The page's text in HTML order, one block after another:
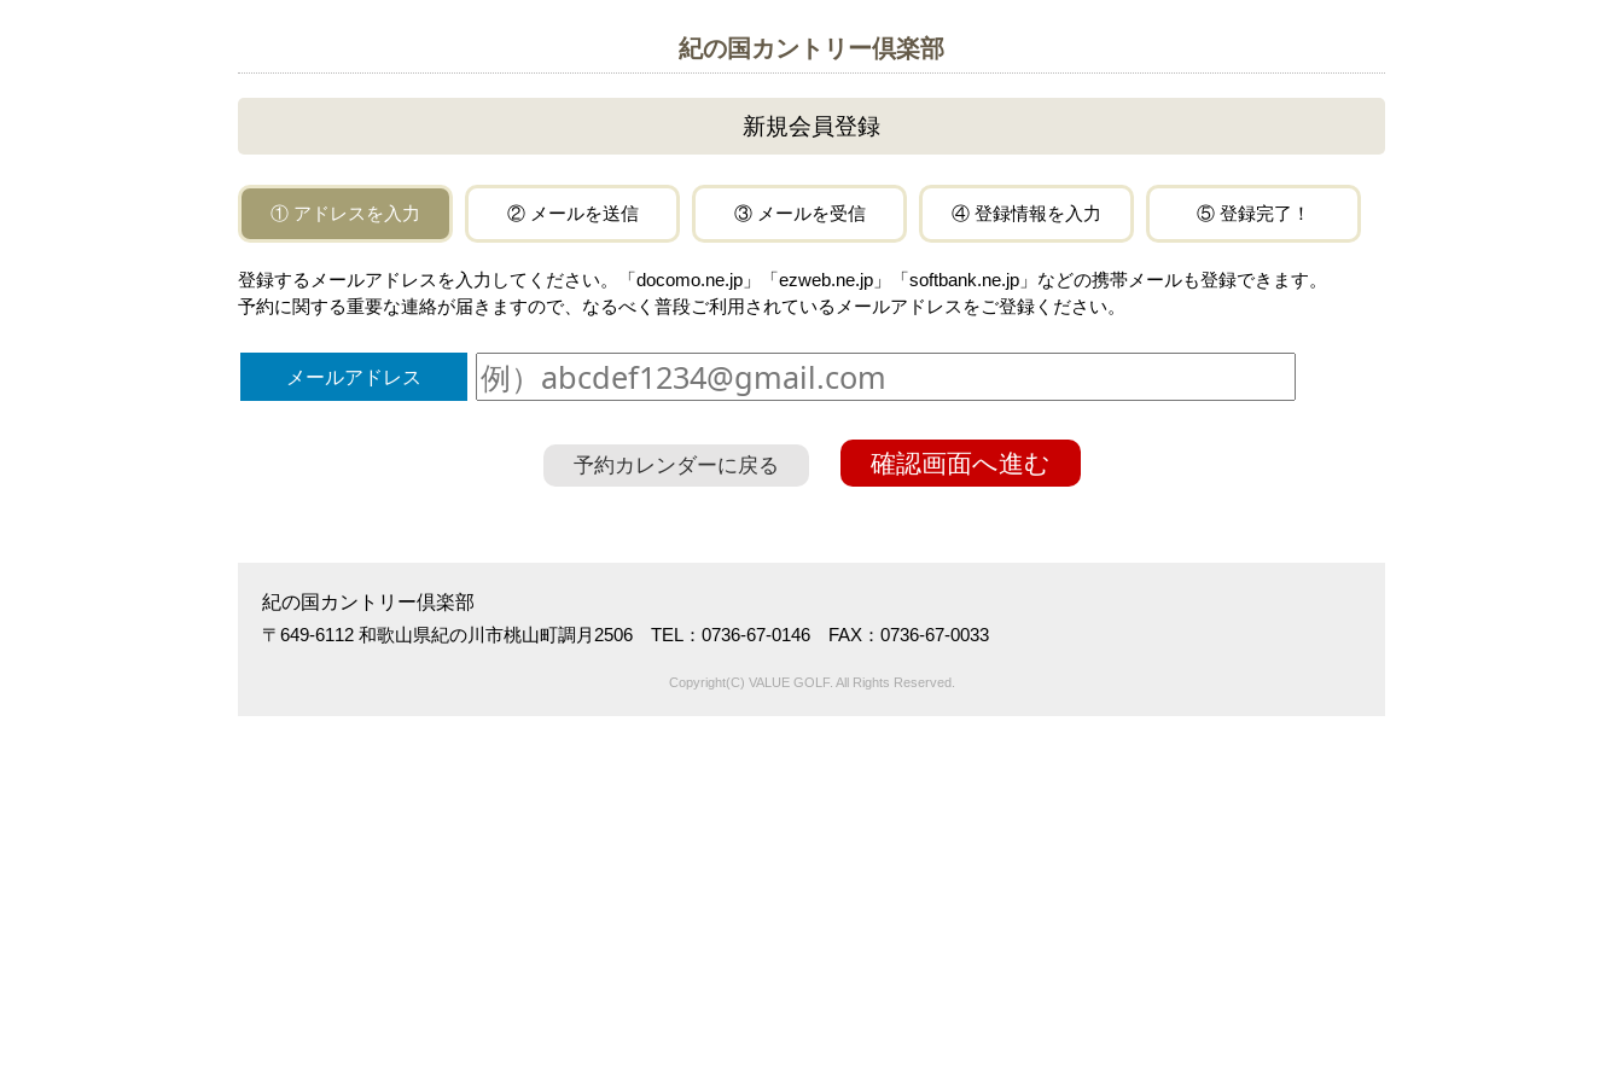
紀の国カントリー倶楽部
新規会員登録
① アドレスを入力 ② メールを送信 ③ メールを受信 ④ 登録情報を入力 ⑤ 登録完了！
登録するメールアドレスを入力してください。「docomo.ne.jp」「ezweb.ne.jp」「softbank.ne.jp」などの携帯メールも登録できます。
予約に関する重要な連絡が届きますので、なるべく普段ご利用されているメールアドレスをご登録ください。
メールアドレス
予約カレンダーに戻る 確認画面へ進む
紀の国カントリー倶楽部
〒649-6112 和歌山県紀の川市桃山町調月2506 TEL：0736-67-0146 FAX：0736-67-0033
Copyright(C) VALUE GOLF. All Rights Reserved.